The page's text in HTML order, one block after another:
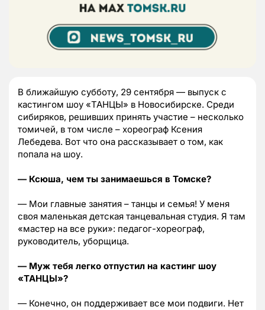
В ближайшую субботу, 29 сентября — выпуск с
кастингом шоу «ТАНЦЫ» в Новосибирске. Среди
сибиряков, решивших принять участие – несколько
томичей, в том числе – хореограф Ксения
Лебедева. Вот что она рассказывает о том, как
попала на шоу.
— Ксюша, чем ты занимаешься в Томске?
— Мои главные занятия – танцы и семья! У меня
своя маленькая детская танцевальная студия. Я там
«мастер на все руки»: педагог-хореограф,
руководитель, уборщица.
— Муж тебя легко отпустил на кастинг шоу
«ТАНЦЫ»?
— Конечно, он поддерживает все мои подвиги. Нет